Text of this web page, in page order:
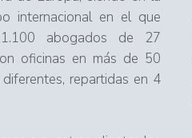
internacional en el que
abogados de 27
oficinas en más de 50
repartidas en 4